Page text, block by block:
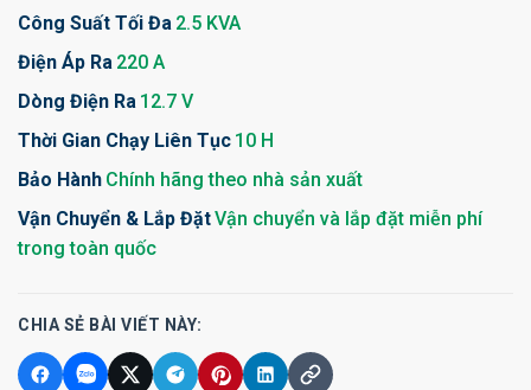
Công Suất Tối Đa 2.5 KVA
Điện Áp Ra 220 A
Dòng Điện Ra 12.7 V
Thời Gian Chạy Liên Tục 10 H
Bảo Hành Chính hãng theo nhà sản xuất
Vận Chuyển & Lắp ĐặtVận chuyển và lắp đặt miễn phí
trong toàn quốc
CHIA SẺ BÀI VIẾT NÀY: